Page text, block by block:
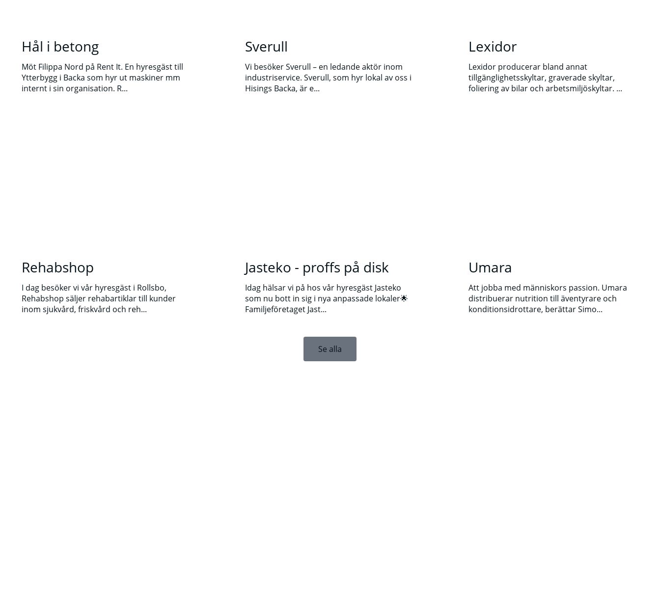
Hål i betong
Möt Filippa Nord på Rent It. En hyresgäst till
Ytterbygg i Backa som hyr ut maskiner mm
internt i sin organisation. R...
Sverull
Vi besöker Sverull – en ledande aktör inom
industriservice. Sverull, som hyr lokal av oss i
Hisings Backa, är e...
Lexidor
Lexidor producerar bland annat
tillgänglighetsskyltar, graverade skyltar,
foliering av bilar och arbetsmiljöskyltar. ...
Rehabshop
I dag besöker vi vår hyresgäst i Rollsbo,
Rehabshop säljer rehabartiklar till kunder
inom sjukvård, friskvård och reh...
Jasteko - proffs på disk
Idag hälsar vi på hos vår hyresgäst Jasteko
som nu bott in sig i nya anpassade lokaler🌟
Familjeföretaget Jast...
Umara
Att jobba med människors passion. Umara
distribuerar nutrition till äventyrare och
konditionsidrottare, berättar Simo...
Se alla